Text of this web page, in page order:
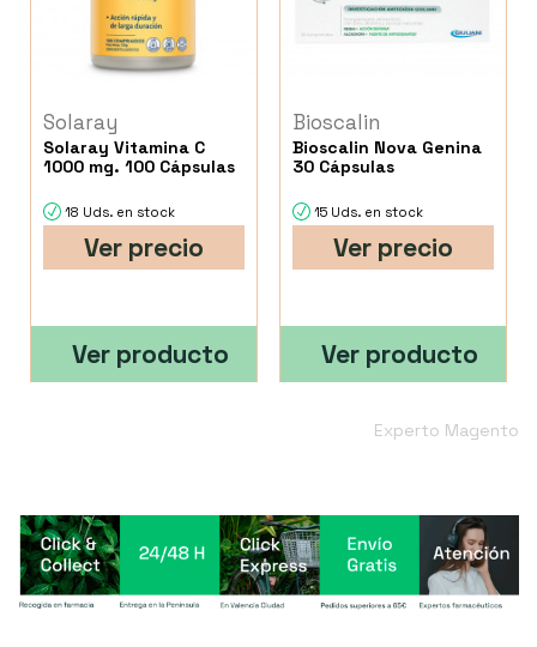
Solaray
Solaray Vitamina C
1000 mg. 100 Cápsulas
18 Uds. en stock
Ver precio
Ver producto
Bioscalin
Bioscalin Nova Genina
30 Cápsulas
15 Uds. en stock
Ver precio
Ver producto
Experto Magento